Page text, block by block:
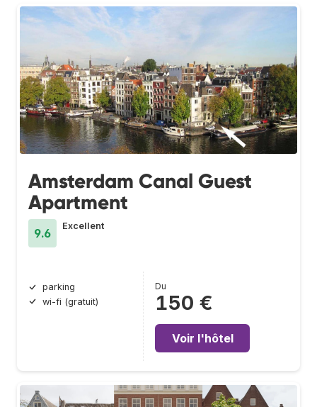
Amsterdam Canal Guest
Apartment
9.6
Excellent
parking
wi-fi (gratuit)
Du
150 €
Voir l'hôtel